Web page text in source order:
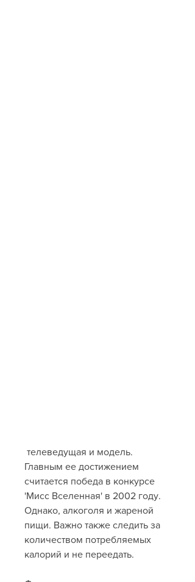
Главным ее достижением
считается победа в конкурсе
'Мисс Вселенная' в 2002 году.
Однако, алкоголя и жареной
пищи. Важно также следить за
количеством потребляемых
калорий и не переедать.